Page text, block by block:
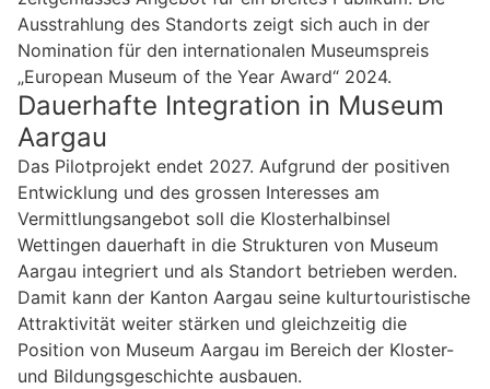
Ausstrahlung des Standorts zeigt sich auch in der
Nomination für den internationalen Museumspreis
„European Museum of the Year Award“ 2024.
Dauerhafte Integration in Museum
Aargau
Das Pilotprojekt endet 2027. Aufgrund der positiven
Entwicklung und des grossen Interesses am
Vermittlungsangebot soll die Klosterhalbinsel
Wettingen dauerhaft in die Strukturen von Museum
Aargau integriert und als Standort betrieben werden.
Damit kann der Kanton Aargau seine kulturtouristische
Attraktivität weiter stärken und gleichzeitig die
Position von Museum Aargau im Bereich der Kloster-
und Bildungsgeschichte ausbauen.